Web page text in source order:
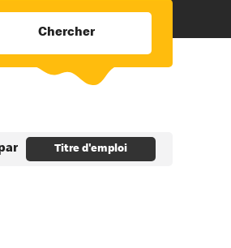
Chercher
Titre d'emploi